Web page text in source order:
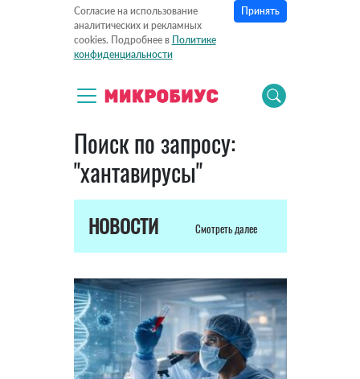
Согласие на использование
аналитических и рекламных
cookies. Подробнее в Политике
конфиденциальности
Принять
Поиск по запросу:
"хантавирусы"
НОВОСТИ Смотреть далее